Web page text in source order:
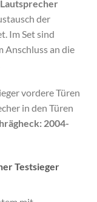
der
Im Set sind
Anschluss an die
vordere Türen
in den Türen
2004-
Testsieger